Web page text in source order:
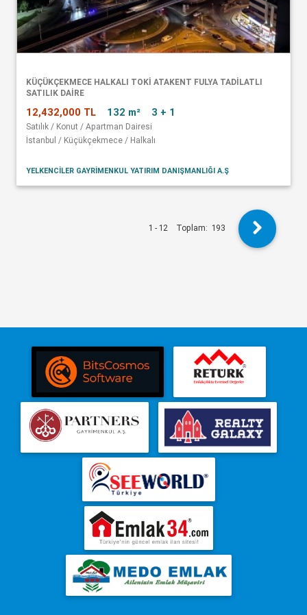
KÜÇÜKÇEKMECE HALKALI TOKİ ATAKENT FULYA TADİLATLI
SATILIK DAİRE
12,432,000 TL 132 m² 3 + 1
Satılık / Konut / Apartman Dairesi
İstanbul / Küçükçekmece / Halkalı
YELKENCİLER GAYRİMENKUL YATIRIM DANIŞMANLIĞI A.Ş
1 - 12 Toplam: 193